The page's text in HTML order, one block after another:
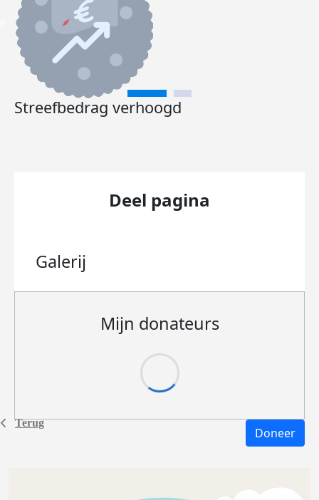
Terug
Streefbedrag verhoogd
Deel pagina
Galerij
Mijn donateurs
Doneer